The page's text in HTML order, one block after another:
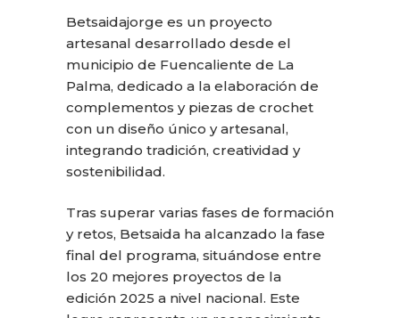
Betsaidajorge es un proyecto
artesanal desarrollado desde el
municipio de Fuencaliente de La
Palma, dedicado a la elaboración de
complementos y piezas de crochet
con un diseño único y artesanal,
integrando tradición, creatividad y
sostenibilidad.
Tras superar varias fases de formación
y retos, Betsaida ha alcanzado la fase
final del programa, situándose entre
los 20 mejores proyectos de la
edición 2025 a nivel nacional. Este